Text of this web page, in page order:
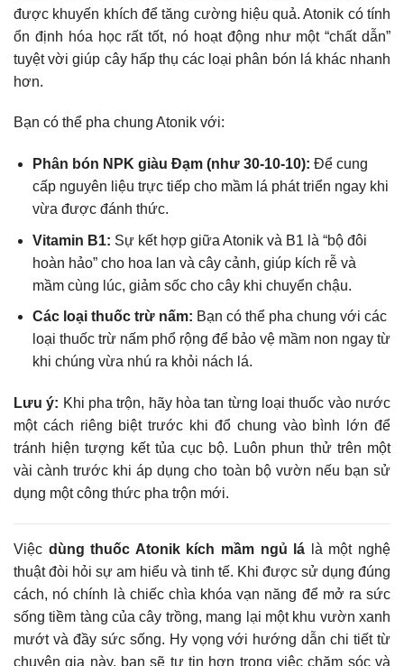
được khuyến khích để tăng cường hiệu quả. Atonik có tính
ổn định hóa học rất tốt, nó hoạt động như một “chất dẫn”
tuyệt vời giúp cây hấp thụ các loại phân bón lá khác nhanh
hơn.
Bạn có thể pha chung Atonik với:
Phân bón NPK giàu Đạm (như 30-10-10): Để cung
cấp nguyên liệu trực tiếp cho mầm lá phát triển ngay khi
vừa được đánh thức.
Vitamin B1: Sự kết hợp giữa Atonik và B1 là “bộ đôi
hoàn hảo” cho hoa lan và cây cảnh, giúp kích rễ và
mầm cùng lúc, giảm sốc cho cây khi chuyển chậu.
Các loại thuốc trừ nấm: Bạn có thể pha chung với các
loại thuốc trừ nấm phổ rộng để bảo vệ mầm non ngay từ
khi chúng vừa nhú ra khỏi nách lá.
Lưu ý: Khi pha trộn, hãy hòa tan từng loại thuốc vào nước
một cách riêng biệt trước khi đổ chung vào bình lớn để
tránh hiện tượng kết tủa cục bộ. Luôn phun thử trên một
vài cành trước khi áp dụng cho toàn bộ vườn nếu bạn sử
dụng một công thức pha trộn mới.
Việc dùng thuốc Atonik kích mầm ngủ lá là một nghệ
thuật đòi hỏi sự am hiểu và tinh tế. Khi được sử dụng đúng
cách, nó chính là chiếc chìa khóa vạn năng để mở ra sức
sống tiềm tàng của cây trồng, mang lại một khu vườn xanh
mướt và đầy sức sống. Hy vọng với hướng dẫn chi tiết từ
chuyên gia này, bạn sẽ tự tin hơn trong việc chăm sóc và